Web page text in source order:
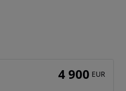
4 900 EUR